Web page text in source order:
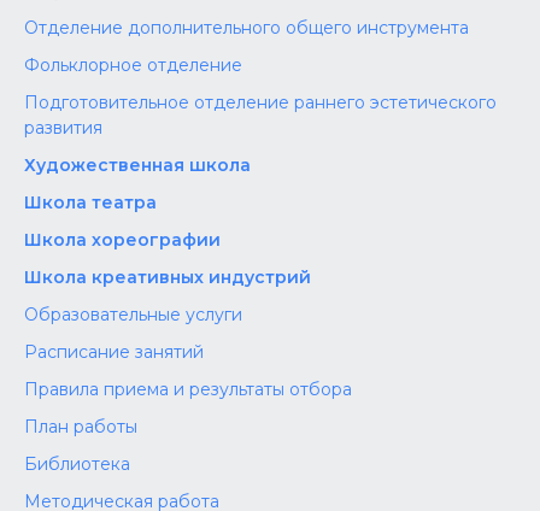
Отделение дополнительного общего инструмента
Фольклорное отделение
Подготовительное отделение раннего эстетического
развития
Художественная школа
Школа‌‌‌‌ театра
Школа хореографии
Школа креативных индустрий
Образовательные услуги
Расписание занятий
Правила приема и результаты отбора
План работы
Библиотека
Методическая работа